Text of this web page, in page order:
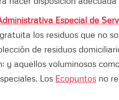
Especial de
los residuos que no
de residuos
aquellos voluminosos
Los Ecopuntos no